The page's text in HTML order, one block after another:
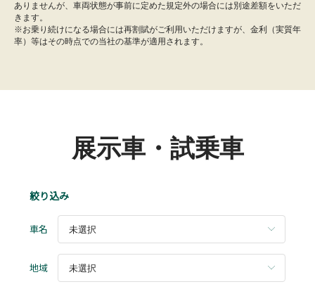
ありませんが、車両状態が事前に定めた規定外の場合には別途差額をいただ
きます。
※お乗り続けになる場合には再割賦がご利用いただけますが、金利（実質年
率）等はその時点での当社の基準が適用されます。
展示車・試乗車